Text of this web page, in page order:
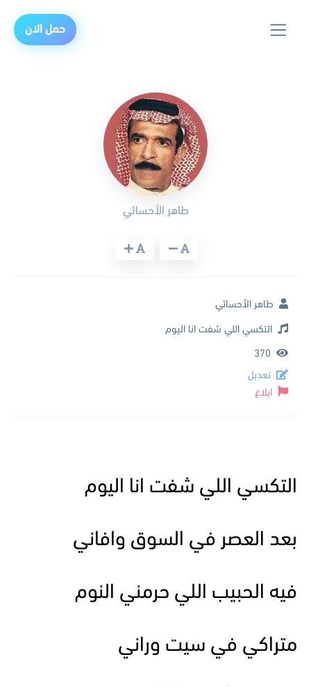
حمل الان
التكسي اللي شفت انا اليوم
بعد العصر في السوق وافاني
فيه الحبيب اللي حرمني النوم
متراكي في سيت وراني
طاهر الأحسائي
طاهر الأحسائي
التكسي اللي شفت انا اليوم
370
تعديل
ابلاغ